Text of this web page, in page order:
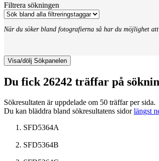
Filtrera sökningen
När du söker bland fotografierna så har du möjlighet
Visa/dölj Sökpanelen
Du fick 26242 träffar på
Sökresultaten är uppdelade om 50 träffar per sida.
Du kan bläddra bland sökresultatens sidorlängst
SFD5364A
SFD5364B